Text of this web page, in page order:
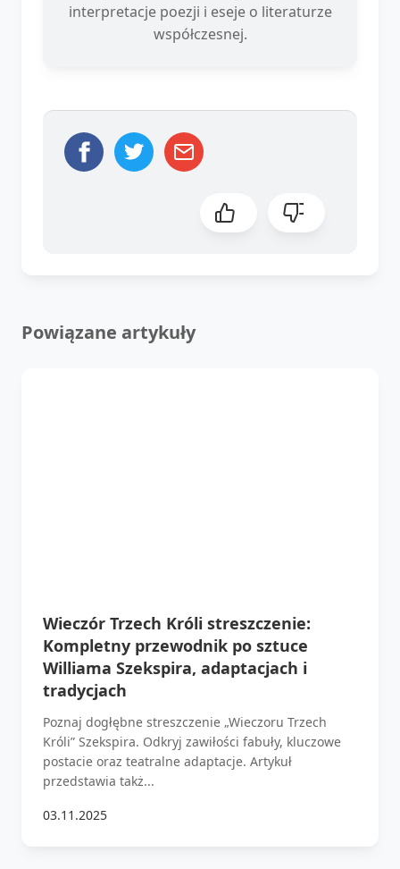
interpretacje poezji i eseje o literaturze
współczesnej.
Powiązane artykuły
Wieczór Trzech Króli streszczenie:
Kompletny przewodnik po sztuce
Williama Szekspira, adaptacjach i
tradycjach
Poznaj dogłębne streszczenie „Wieczoru Trzech
Króli” Szekspira. Odkryj zawiłości fabuły, kluczowe
postacie oraz teatralne adaptacje. Artykuł
przedstawia takż...
03.11.2025